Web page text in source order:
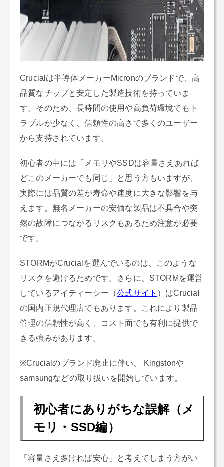
Crucialは半導体メーカーMicronのブランドで、高
品質なチップと安定した製造技術を持っていま
す。そのため、長時間の使用や高負荷環境でもト
ラブルが少なく、信頼性の高さで多くのユーザー
から支持されています。
初心者の中には「メモリやSSDは容量さえあれば
どこのメーカーでも同じ」と思う方もいますが、
実際には品質の差が寿命や速度に大きな影響を与
えます。無名メーカーの安価な製品は不具合や突
然の故障につながるリスクもあるため注意が必要
です。
STORMがCrucialを選んでいるのは、このような
リスクを避けるためです。さらに、STORMを運営
しているアイティーシー（公式サイト ）はCrucial
の国内正規代理店でもあります。これにより製品
管理の信頼性が高く、コスト面でも有利に提供で
きる強みがあります。
※Crucialのブランド廃止に伴い、 Kingstonや
samsungなどの取り扱いを開始しています。
初心者にありがちな誤解（メ
モリ・SSD編）
「容量さえ多ければ安心」と考えてしまう方がい